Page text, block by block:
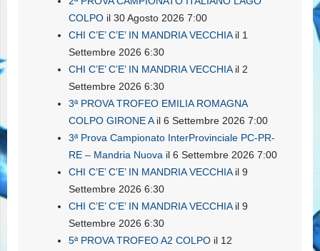
COLPO il 30 Agosto 2026 7:00
CHI C’E’ C’E’ IN MANDRIA VECCHIAil 1
Settembre 2026 6:30
CHI C’E’ C’E’ IN MANDRIA VECCHIAil 2
Settembre 2026 6:30
3ª PROVA TROFEO EMILIA ROMAGNA
COLPO GIRONE Ail 6 Settembre 2026 7:00
3ª Prova Campionato InterProvinciale PC-PR-
RE – Mandria Nuova il 6 Settembre 2026 7:00
CHI C’E’ C’E’ IN MANDRIA VECCHIAil 9
Settembre 2026 6:30
CHI C’E’ C’E’ IN MANDRIA VECCHIAil 9
Settembre 2026 6:30
5ª PROVA TROFEO A2 COLPO il 12